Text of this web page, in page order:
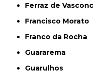
Ferraz de
Francisco Morato
Franco da Rocha
Guararema
Guarulhos